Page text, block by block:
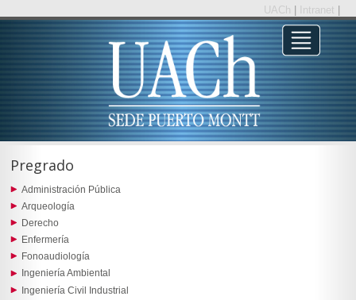
UACh Intranet
Pregrado
Administración Pública
Arqueología
Derecho
Enfermería
Fonoaudiología
Ingeniería Ambiental
Ingeniería Civil Industrial